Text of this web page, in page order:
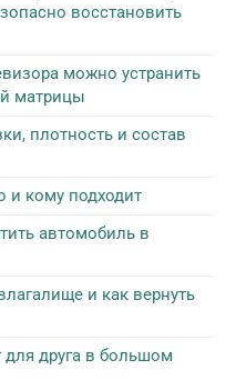
восстановить
можно устранить
матрицы
плотность и состав
и кому подходит
автомобиль в
и как вернуть
для друга в большом